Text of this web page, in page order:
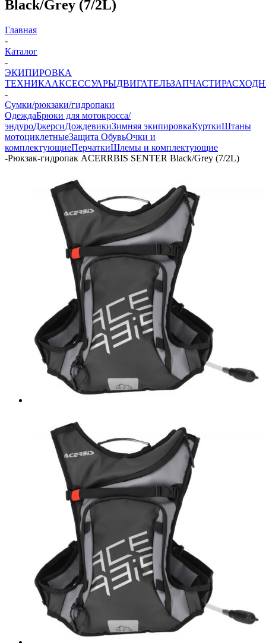
Black/Grey (7/2L)
Главная
-
Каталог
-
ЭКИПИРОВКА
ТЕХНИКААКСЕССУАРЫДВИГАТЕЛЬЗАПЧАСТИ
-
Сумки/рюкзаки/гидропаки
ОдеждаБрюки для мотокросса/
эндуроДжерсиДождевикиЗимняя экипировкаКурткиШтаны
мотоциклетныеЗащита ОбувьОчки и
комплектующиеПерчаткиШлемы и комплектующие
-Рюкзак-гидропак ACERRBIS SENTER Black/Grey (7/2L)